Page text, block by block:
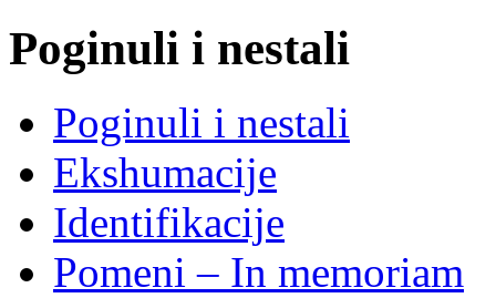
Poginuli i nestali
Poginuli i nestali
Ekshumacije
Identifikacije
Pomeni – In memoriam